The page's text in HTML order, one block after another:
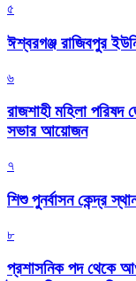
৫
ঈশ্বরগঞ্জ রাজিবপুর
৬
রাজশাহী মহিলা পরিষদ
সভার আয়োজন
৭
শিশু পুনর্বাসন কেন্দ্র
৮
প্রশাসনিক পদ থেকে